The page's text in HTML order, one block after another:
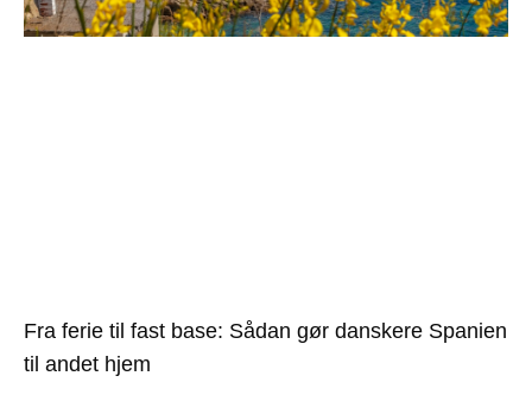
Fra ferie til fast base: Sådan gør danskere Spanien
til andet hjem